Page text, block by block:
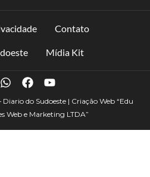
Contato
Mídia Kit
Diario do Sudoeste | Criação Web “Edu
Web e Marketing LTDA”